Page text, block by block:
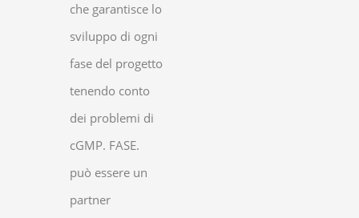
che garantisce lo
sviluppo di ogni
fase del progetto
tenendo conto
dei problemi di
cGMP. FASE.
può essere un
partner